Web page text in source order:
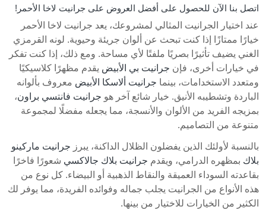
اتصل بنا الآن للحصول على أفضل العروض على جرانيت لاخا الأحمر!
عند اختيار الجرانيت المثالي لمشروعك، يعد جرانيت لاخا الأحمر
خيارًا ممتازًا إذا كنت تبحث عن ألوان جريئة وحيوية. لونه القرمزي
الغني يضيف تأثيرًا بصريًا ملفتًا لأي مساحة. ومع ذلك، إذا كنت تفكر
في خيارات أخرى، فإن جرانيت بي الأبيض يقدم مظهرًا كلاسيكيًا
ومتعدد الاستخدامات، بينما جرانيت ألاسكا الأبيض معروف بألوانه
الباردة وتشطيبه الأنيق. خيار شائع آخر هو جرانيت فانتسي براون،
بمزيجه الفريد من الألوان والأنسجة، مما يجعله مفضلًا لمجموعة
متنوعة من التصاميم.
بالنسبة لأولئك الذين يفضلون الظلال الداكنة، يبرز جرانيت ماركينو
بلاك بمظهره الدرامي، ويقدم جرانيت بلاك جالاكسي شعورًا فاخرًا
بقاعدته السوداء العميقة والنقاط الذهبية أو البيضاء. كل نوع من
هذه الأنواع من الجرانيت يجلب جماله وفوائده الفريدة، مما يوفر لك
الكثير من الخيارات للاختيار من بينها.